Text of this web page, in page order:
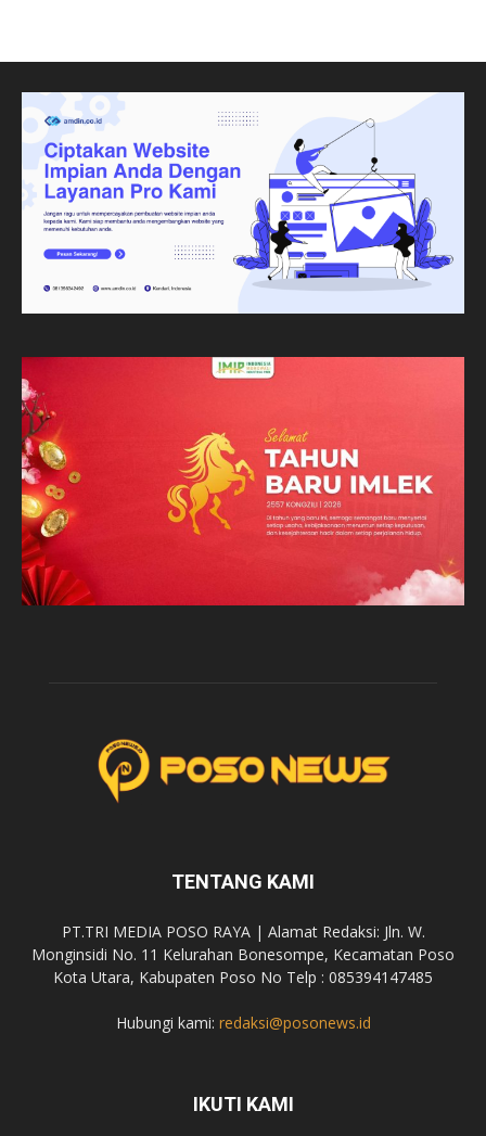
TENTANG KAMI
PT.TRI MEDIA POSO RAYA | Alamat Redaksi: Jln. W.
Monginsidi No. 11 Kelurahan Bonesompe, Kecamatan Poso
Kota Utara, Kabupaten Poso No Telp : 085394147485
Hubungi kami: redaksi@posonews.id
IKUTI KAMI